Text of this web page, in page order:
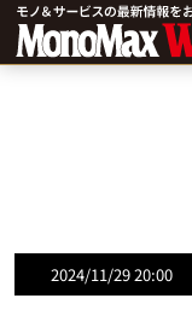
2024/11/29 20:00